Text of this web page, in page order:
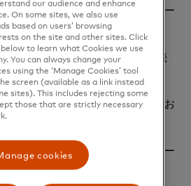
チカレンシーキャッシュパスポー
変更の お知らせPDF
ルデンウィーク期間の 入金手続
お問い合わせ窓口の混雑に関するお
チカレンシーキャッシュパスポー
関する重要なお知らせ
our audience and enhance
On some sites, we also use
based on users’ browsing
on the site and other sites. Click
below to learn what Cookies we use
You can always change your
using the ‘Manage Cookies’ tool
screen (available as a link instead
sites). This includes rejecting some
those that are strictly necessary
cookies